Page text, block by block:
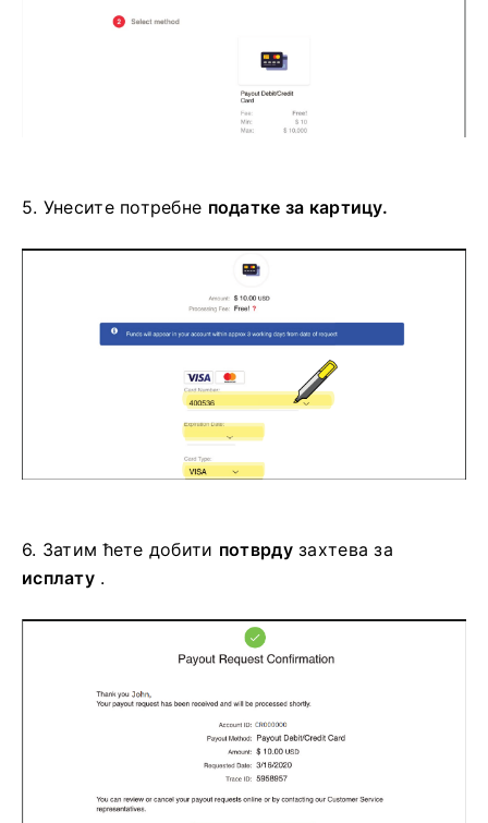
5. Унесите потребне податке за картицу.
6. Затим ћете добити потврдузахтева за
исплату.